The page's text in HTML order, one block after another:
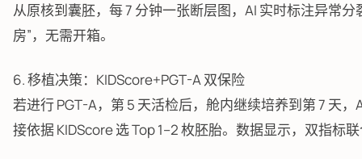
从原核到囊胚，每 7 分钟一张断层图，AI 实时标注异常
房”，无需开箱。
6. 移植决策：KIDScore+PGT-A 双保险
若进行 PGT-A，第 5 天活检后，舱内继续培养到第 7 天
接依据 KIDScore 选 Top 1–2 枚胚胎。数据显示，双指标